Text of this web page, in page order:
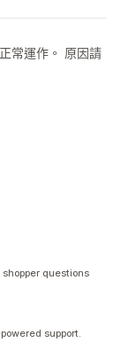
常運作。 原因請
questions
support.